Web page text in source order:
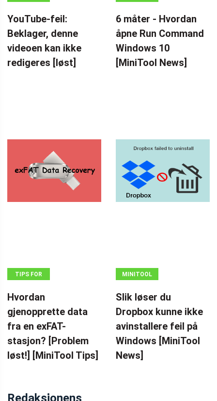
YouTube-feil:
Beklager, denne
videoen kan ikke
redigeres [løst]
6 måter - Hvordan
åpne Run Command
Windows 10
[MiniTool News]
TIPS FOR
Hvordan
gjenopprette data
fra en exFAT-
stasjon? [Problem
løst!] [MiniTool Tips]
MINITOOL
Slik løser du
Dropbox kunne ikke
avinstallere feil på
Windows [MiniTool
News]
Redaksjonens